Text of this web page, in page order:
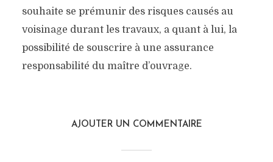
souhaite se prémunir des risques causés au
voisinage durant les travaux, a quant à lui, la
possibilité de souscrire à une assurance
responsabilité du maître d’ouvrage.
AJOUTER UN COMMENTAIRE